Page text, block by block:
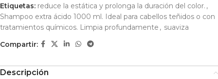
Etiquetas: reduce la estática y prolonga la duración del color. ,
Shampoo extra ácido 1000 ml. Ideal para cabellos teñidos o con
tratamientos químicos. Limpia profundamente , suaviza
Compartir:
Descripción